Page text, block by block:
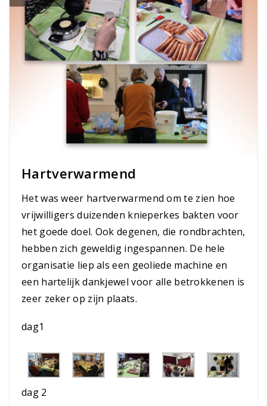
Hartverwarmend
Het was weer hartverwarmend om te zien hoe
vrijwilligers duizenden knieperkes bakten voor
het goede doel. Ook degenen, die rondbrachten,
hebben zich geweldig ingespannen. De hele
organisatie liep als een geoliede machine en
een hartelijk dankjewel voor alle betrokkenen is
zeer zeker op zijn plaats.
dag1
dag 2